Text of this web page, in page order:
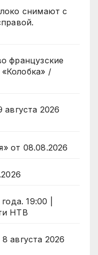
снимают с
французские
/
2026
от 08.08.2026
19:00 |
НТВ
августа 2026